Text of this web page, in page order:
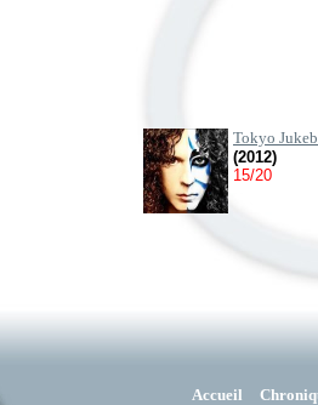
Tokyo
(2012)
15/20
Accueil